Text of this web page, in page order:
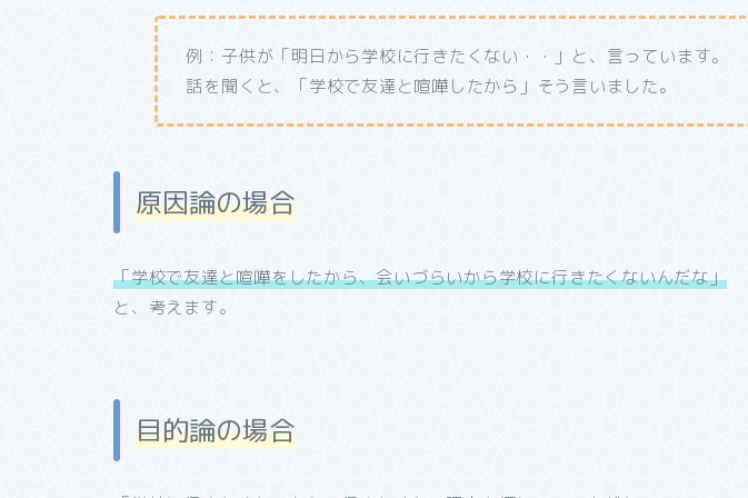
例：子供が「明日から学校に行きたくない・・」と、言っています。
話を聞くと、「学校で友達と喧嘩したから」そう言いました。
原因論の場合
「学校で友達と喧嘩をしたから、会いづらいから学校に行きたくないんだな」
と、考えます。
目的論の場合